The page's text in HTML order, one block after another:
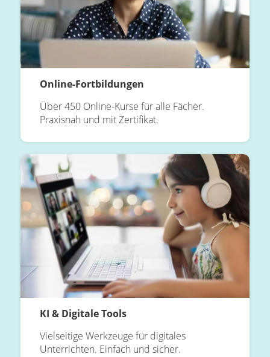
Online-Fortbildungen
Über 450 Online-Kurse für alle Fächer.
Praxisnah und mit Zertifikat.
KI & Digitale Tools
Vielseitige Werkzeuge für digitales
Unterrichten. Einfach und sicher.